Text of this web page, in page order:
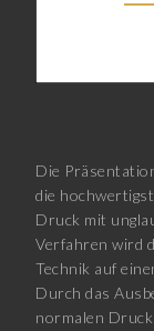
Die
die
Druck mit
Verfahren wird
Technik auf
Durch das
normalen